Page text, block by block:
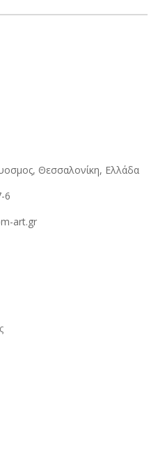
Θεσσαλονίκη, Ελλάδα
6
art.gr